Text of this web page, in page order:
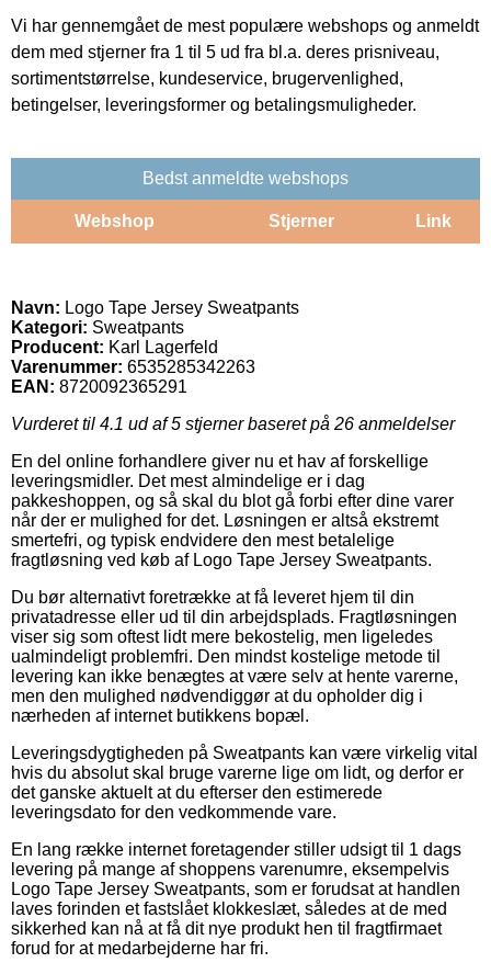
Vi har gennemgået de mest populære webshops og anmeldt
dem med stjerner fra 1 til 5 ud fra bl.a. deres prisniveau,
sortimentstørrelse, kundeservice, brugervenlighed,
betingelser, leveringsformer og betalingsmuligheder.
Bedst anmeldte webshops
Webshop Stjerner Link
Navn: Logo Tape Jersey Sweatpants
Kategori: Sweatpants
Producent: Karl Lagerfeld
Varenummer: 6535285342263
EAN: 8720092365291
Vurderet til 4.1 ud af 5 stjerner baseret på 26 anmeldelser
En del online forhandlere giver nu et hav af forskellige
leveringsmidler. Det mest almindelige er i dag
pakkeshoppen, og så skal du blot gå forbi efter dine varer
når der er mulighed for det. Løsningen er altså ekstremt
smertefri, og typisk endvidere den mest betalelige
fragtløsning ved køb af Logo Tape Jersey Sweatpants.
Du bør alternativt foretrække at få leveret hjem til din
privatadresse eller ud til din arbejdsplads. Fragtløsningen
viser sig som oftest lidt mere bekostelig, men ligeledes
ualmindeligt problemfri. Den mindst kostelige metode til
levering kan ikke benægtes at være selv at hente varerne,
men den mulighed nødvendiggør at du opholder dig i
nærheden af internet butikkens bopæl.
Leveringsdygtigheden på Sweatpants kan være virkelig vital
hvis du absolut skal bruge varerne lige om lidt, og derfor er
det ganske aktuelt at du efterser den estimerede
leveringsdato for den vedkommende vare.
En lang række internet foretagender stiller udsigt til 1 dags
levering på mange af shoppens varenumre, eksempelvis
Logo Tape Jersey Sweatpants, som er forudsat at handlen
laves forinden et fastslået klokkeslæt, således at de med
sikkerhed kan nå at få dit nye produkt hen til fragtfirmaet
forud for at medarbejderne har fri.